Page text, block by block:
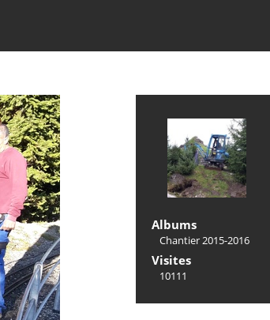
Albums
Chantier 2015-2016
Visites
10111